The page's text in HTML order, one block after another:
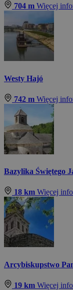
704 m Więcej
Westy Hajó
742 m Więcej
Bazylika Świętego
18 km Więcej
Arcybiskupstwo
19 km Więcej